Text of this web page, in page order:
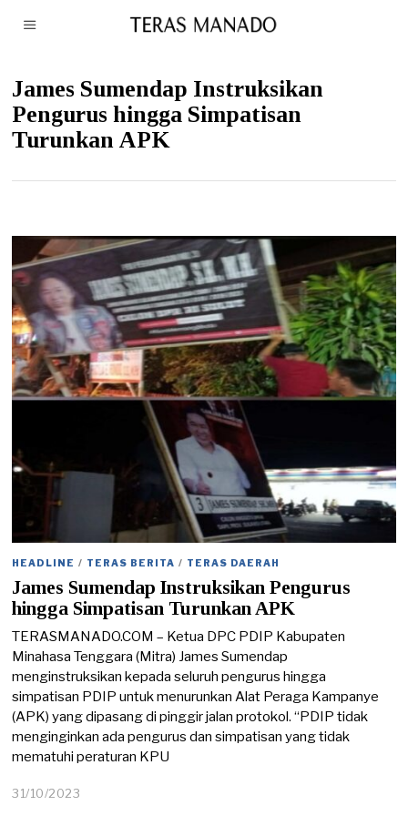
James Sumendap Instruksikan
Pengurus hingga Simpatisan
Turunkan APK
HEADLINE / TERAS BERITA / TERAS DAERAH
James Sumendap Instruksikan Pengurus
hingga Simpatisan Turunkan APK
TERASMANADO.COM – Ketua DPC PDIP Kabupaten
Minahasa Tenggara (Mitra) James Sumendap
menginstruksikan kepada seluruh pengurus hingga
simpatisan PDIP untuk menurunkan Alat Peraga Kampanye
(APK) yang dipasang di pinggir jalan protokol. “PDIP tidak
menginginkan ada pengurus dan simpatisan yang tidak
mematuhi peraturan KPU
31/10/2023